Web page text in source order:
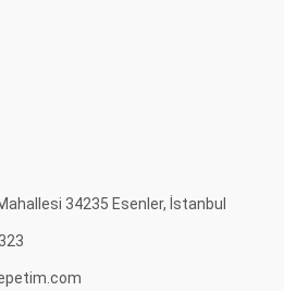
34235 Esenler, İstanbul